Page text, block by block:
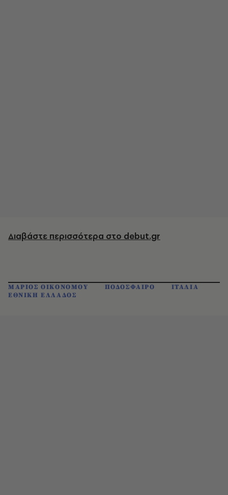
Διαβάστε περισσότερα στο debut.gr
ΜΑΡΙΟΣ ΟΙΚΟΝΟΜΟΥ ΠΟΔΟΣΦΑΙΡΟ
ΙΤΑΛΙΑ
ΕΘΝΙΚΗ ΕΛΛΑΔΟΣ